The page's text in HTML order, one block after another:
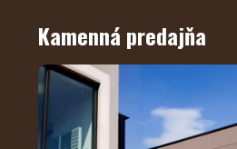
Kamenná predajňa